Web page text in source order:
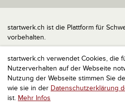
startwerk.ch verwendet Cookies, die
Nutzerverhalten auf der Webseite
Nutzung der Webseite stimmen Sie
wie sie in der Datenschutzerklärung
ist. Mehr Infos
startwerk.ch ist die Plattform für
vorbehalten.
Impressum
Kontakt
nach oben